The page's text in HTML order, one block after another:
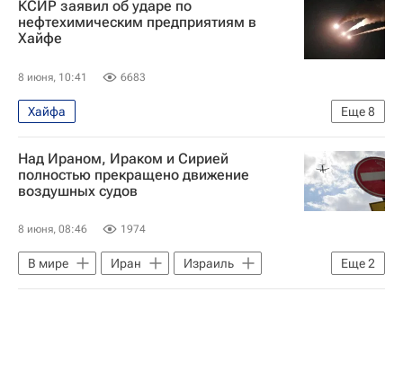
КСИР заявил об ударе по
нефтехимическим предприятиям в
Хайфе
8 июня, 10:41 6683
Еще8
Хайфа
Военная операция США и Израиля против Ирана
В мире
Иран
Израиль
Биньямин Нетаньяху
Корпус стражей исламской революции
Хезболла
Дональд Трамп
Над Ираном, Ираком и Сирией
полностью прекращено движение
воздушных судов
8 июня, 08:46 1974
Еще2
В мире Иран
Израиль
Ирак